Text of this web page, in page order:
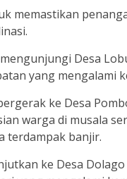
memastikan
Desa
yang mengalami
ke Desa
warga di musala
terdampak banjir.
ke Desa